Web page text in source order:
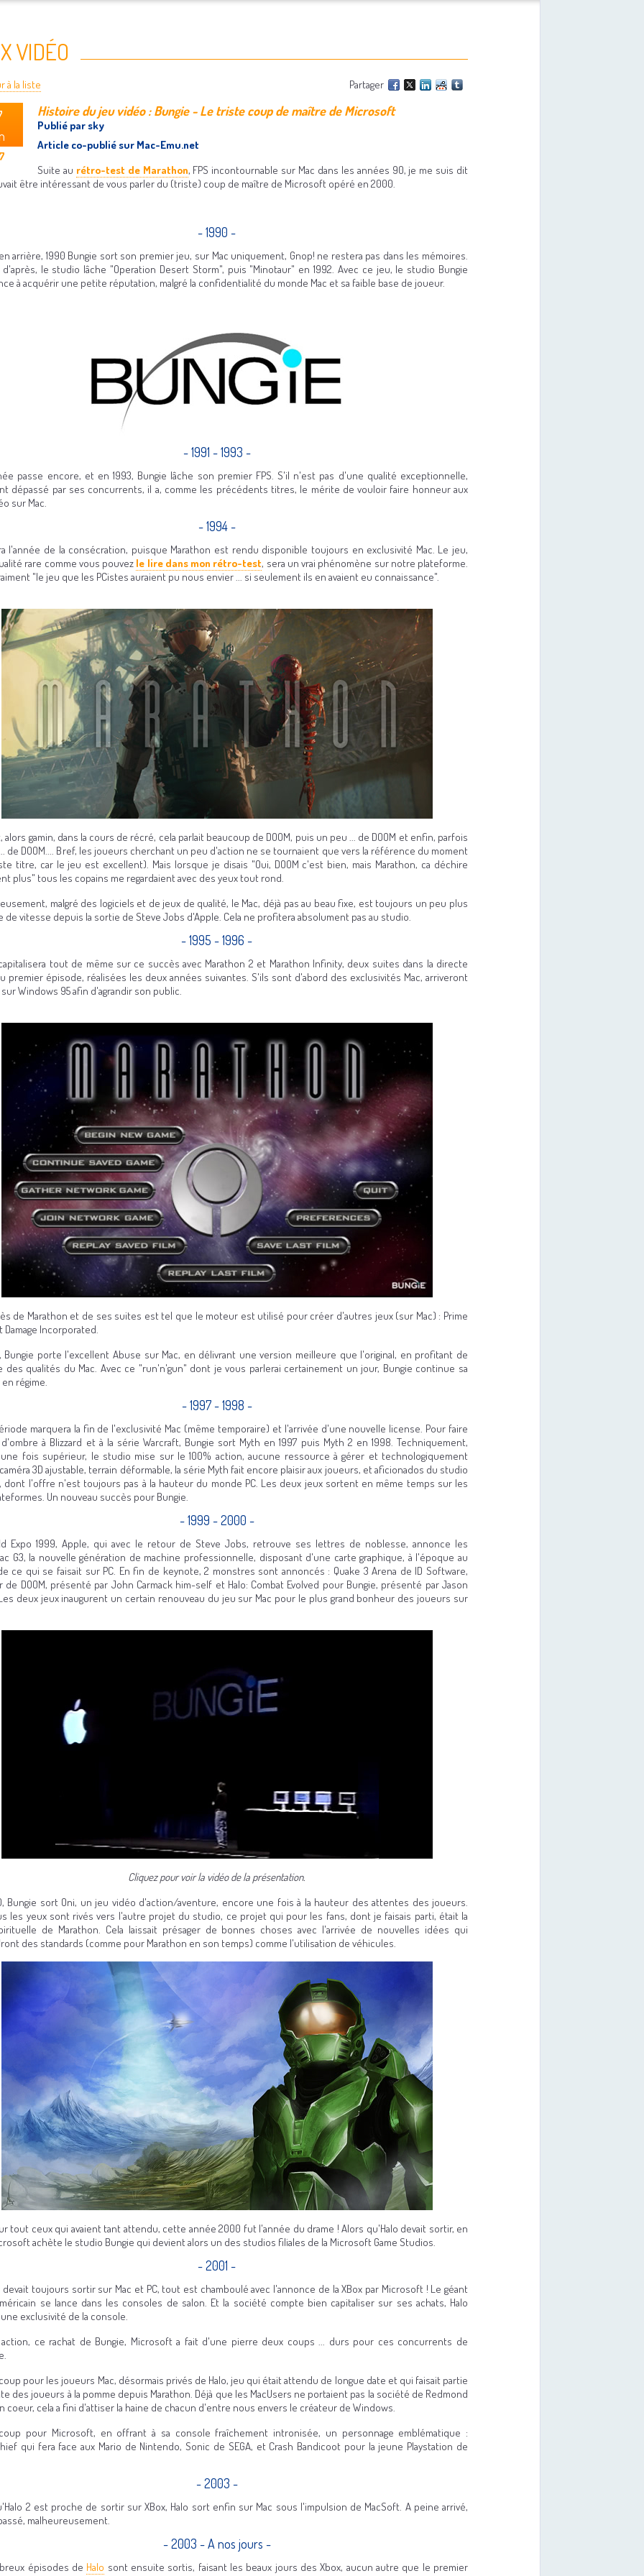
VIDÉO
Partager
à la liste
Histoire du jeu vidéo : Bungie - Le triste coup de maître de Microsoft
Publié par sky
Article co-publié sur Mac-Emu.net
Suite au rétro-test de Marathon, FPS incontournable sur Mac dans les années 90, je me suis dit
être intéressant de vous parler du (triste) coup de maître de Microsoft opéré en 2000.
- 1990 -
arrière, 1990 Bungie sort son premier jeu, sur Mac uniquement, Gnop! ne restera pas dans les mémoires.
d'après, le studio lâche "Operation Desert Storm", puis "Minotaur" en 1992. Avec ce jeu, le studio Bungie
à acquérir une petite réputation, malgré la confidentialité du monde Mac et sa faible base de joueur.
- 1991 - 1993 -
passe encore, et en 1993, Bungie lâche son premier FPS. S'il n'est pas d'une qualité exceptionnelle,
dépassé par ses concurrents, il a, comme les précédents titres, le mérite de vouloir faire honneur aux
sur Mac.
- 1994 -
l'année de la consécration, puisque Marathon est rendu disponible toujours en exclusivité Mac. Le jeu,
rare comme vous pouvez le lire dans mon rétro-test, sera un vrai phénomène sur notre plateforme.
"le jeu que les PCistes auraient pu nous envier ... si seulement ils en avaient eu connaissance".
alors gamin, dans la cours de récré, cela parlait beaucoup de DOOM, puis un peu ... de DOOM et enfin, parfois
de DOOM.... Bref, les joueurs cherchant un peu d'action ne se tournaient que vers la référence du moment
titre, car le jeu est excellent). Mais lorsque je disais "Oui, DOOM c'est bien, mais Marathon, ca déchire
plus" tous les copains me regardaient avec des yeux tout rond.
malgré des logiciels et de jeux de qualité, le Mac, déjà pas au beau fixe, est toujours un peu plus
de vitesse depuis la sortie de Steve Jobs d'Apple. Cela ne profitera absolument pas au studio.
- 1995 - 1996 -
tout de même sur ce succès avec Marathon 2 et Marathon Infinity, deux suites dans la directe
premier épisode, réalisées les deux années suivantes. S'ils sont d'abord des exclusivités Mac, arriveront
Windows 95 afin d'agrandir son public.
de Marathon et de ses suites est tel que le moteur est utilisé pour créer d'autres jeux (sur Mac) : Prime
Damage Incorporated.
Bungie porte l'excellent Abuse sur Mac, en délivrant une version meilleure que l'original, en profitant de
des qualités du Mac. Avec ce "run'n'gun" dont je vous parlerai certainement un jour, Bungie continue sa
régime.
- 1997 - 1998 -
marquera la fin de l'exclusivité Mac (même temporaire) et l'arrivée d'une nouvelle license. Pour faire
à Blizzard et à la série Warcraft, Bungie sort Myth en 1997 puis Myth 2 en 1998. Techniquement,
fois supérieur, le studio mise sur le 100% action, aucune ressource à gérer et technologiquement
3D ajustable, terrain déformable, la série Myth fait encore plaisir aux joueurs, et aficionados du studio
dont l'offre n'est toujours pas à la hauteur du monde PC. Les deux jeux sortent en même temps sur les
Un nouveau succès pour Bungie.
- 1999 - 2000 -
Expo 1999, Apple, qui avec le retour de Steve Jobs, retrouve ses lettres de noblesse, annonce les
G3, la nouvelle génération de machine professionnelle, disposant d'une carte graphique, à l'époque au
ce qui se faisait sur PC. En fin de keynote, 2 monstres sont annoncés : Quake 3 Arena de ID Software,
de DOOM, présenté par John Carmack him-self et Halo: Combat Evolved pour Bungie, présenté par Jason
deux jeux inaugurent un certain renouveau du jeu sur Mac pour le plus grand bonheur des joueurs sur
Cliquez pour voir la vidéo de la présentation.
Bungie sort Oni, un jeu vidéo d'action/aventure, encore une fois à la hauteur des attentes des joueurs.
les yeux sont rivés vers l'autre projet du studio, ce projet qui pour les fans, dont je faisais parti, était la
de Marathon. Cela laissait présager de bonnes choses avec l'arrivée de nouvelles idées qui
des standards (comme pour Marathon en son temps) comme l'utilisation de véhicules.
tout ceux qui avaient tant attendu, cette année 2000 fut l'année du drame ! Alors qu'Halo devait sortir, en
achète le studio Bungie qui devient alors un des studios filiales de la Microsoft Game Studios.
- 2001 -
devait toujours sortir sur Mac et PC, tout est chamboulé avec l'annonce de la XBox par Microsoft ! Le géant
se lance dans les consoles de salon. Et la société compte bien capitaliser sur ses achats, Halo
exclusivité de la console.
ce rachat de Bungie, Microsoft a fait d'une pierre deux coups ... durs pour ces concurrents de
pour les joueurs Mac, désormais privés de Halo, jeu qui était attendu de longue date et qui faisait partie
des joueurs à la pomme depuis Marathon. Déjà que les MacUsers ne portaient pas la société de Redmond
coeur, cela a fini d'attiser la haine de chacun d'entre nous envers le créateur de Windows.
pour Microsoft, en offrant à sa console fraîchement intronisée, un personnage emblématique :
qui fera face aux Mario de Nintendo, Sonic de SEGA, et Crash Bandicoot pour la jeune Playstation de
- 2003 -
2 est proche de sortir sur XBox, Halo sort enfin sur Mac sous l'impulsion de MacSoft. A peine arrivé,
malheureusement.
- 2003 - A nos jours -
épisodes de Halo sont ensuite sortis, faisant les beaux jours des Xbox, aucun autre que le premier